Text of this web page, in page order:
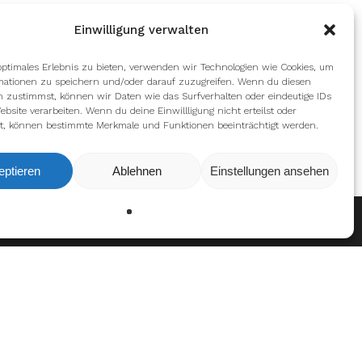
Einwilligung verwalten
Erlebnis zu bieten, verwenden wir Technologien wie Cookies, um
zu speichern und/oder darauf zuzugreifen. Wenn du diesen
zustimmst, können wir Daten wie das Surfverhalten oder eindeutige IDs
verarbeiten. Wenn du deine Einwillligung nicht erteilst oder
können bestimmte Merkmale und Funktionen beeinträchtigt werden.
Ablehnen Einstellungen ansehen